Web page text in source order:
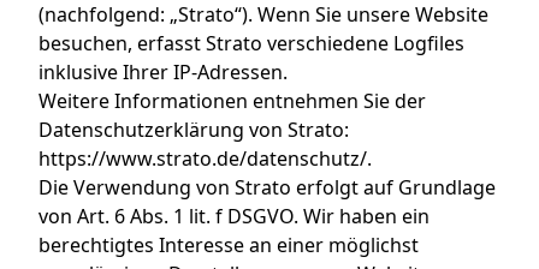
(nachfolgend: „Strato“). Wenn Sie unsere Website
besuchen, erfasst Strato verschiedene Logfiles
inklusive Ihrer IP-Adressen.
Weitere Informationen entnehmen Sie der
Datenschutzerklärung von Strato:
https://www.strato.de/datenschutz/.
Die Verwendung von Strato erfolgt auf Grundlage
von Art. 6 Abs. 1 lit. f DSGVO. Wir haben ein
berechtigtes Interesse an einer möglichst